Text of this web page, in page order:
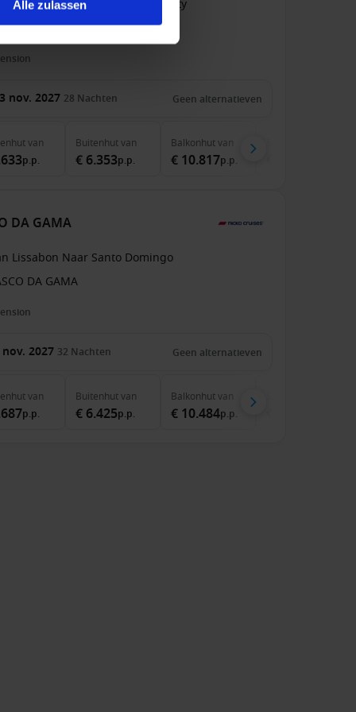
Alle zulassen
Fort de France Naar Panama City
DA GAMA
nov. 2027 28 Nachten Geen alternatieven
van
p.p.
Buitenhutvan
€ 6.353p.p.
Balkonhutvan
€ 10.817p.p.
DA GAMA
Lissabon Naar Santo Domingo
DA GAMA
2027 32 Nachten Geen alternatieven
van
p.p.
Buitenhutvan
€ 6.425p.p.
Balkonhutvan
€ 10.484p.p.